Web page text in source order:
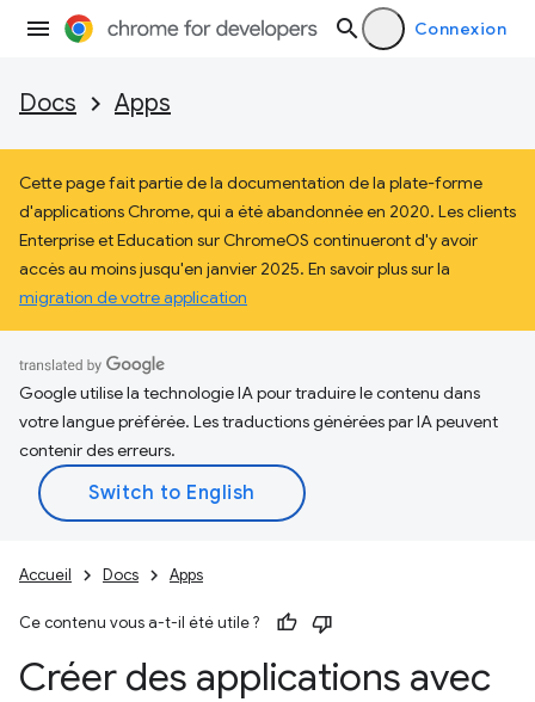
Connexion
Docs Apps
Cette page fait partie de la documentation de la plate-forme
d'applications Chrome, qui a été abandonnée en 2020. Les clients
Enterprise et Education sur ChromeOS continueront d'y avoir
accès au moins jusqu'en janvier 2025. En savoir plus sur la
migration de votre application
Google utilise la technologie IA pour traduire le contenu dans
votre langue préférée. Les traductions générées par IA peuvent
contenir des erreurs.
Accueil Docs Apps
Ce contenu vous a-t-il été utile ?
Créer des applications avec